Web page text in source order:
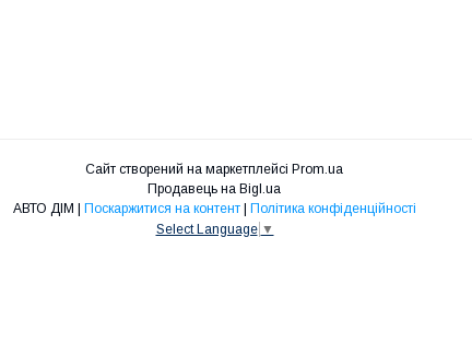
Сайт створений на маркетплейсі Prom.ua
Продавець на Bigl.ua
Поскаржитися на контент
Політика конфіденційності
Select Language ▼